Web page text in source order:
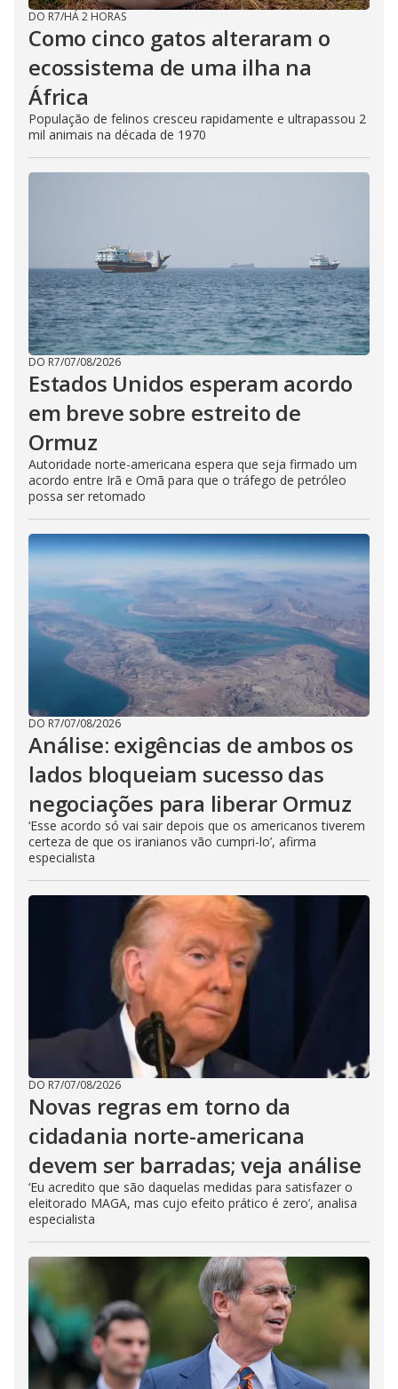
DO R7/HÁ 2 HORAS
Como cinco gatos alteraram o
ecossistema de uma ilha na
África
População de felinos cresceu rapidamente e ultrapassou 2
mil animais na década de 1970
DO R7/07/08/2026
Estados Unidos esperam acordo
em breve sobre estreito de
Ormuz
Autoridade norte-americana espera que seja firmado um
acordo entre Irã e Omã para que o tráfego de petróleo
possa ser retomado
DO R7/07/08/2026
Análise: exigências de ambos os
lados bloqueiam sucesso das
negociações para liberar Ormuz
‘Esse acordo só vai sair depois que os americanos tiverem
certeza de que os iranianos vão cumpri-lo’, afirma
especialista
DO R7/07/08/2026
Novas regras em torno da
cidadania norte-americana
devem ser barradas; veja análise
‘Eu acredito que são daquelas medidas para satisfazer o
eleitorado MAGA, mas cujo efeito prático é zero’, analisa
especialista